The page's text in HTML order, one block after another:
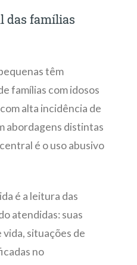
das famílias
têm
famílias com idosos
alta incidência de
abordagens distintas
é o uso abusivo
é a leitura das
atendidas: suas
vida, situações de
no